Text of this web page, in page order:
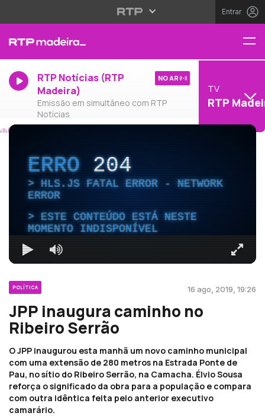
Entrar
RTP Notícias (RTP
Madeira)
Emissão em simultâneo com RTP
Notícias
NO AR
TV
RTP
ERRO204
HLS.JS FATAL ERROR - NETWORK
ERROR
ESTE CONTEÚDO ESTÁ NESTE
MOMENTO INDISPONÍVEL
POLÍTICA 16 ago, 2019, 19:26
JPP inaugura caminho no
Ribeiro Serrão
O JPP inaugurou esta manhã um novo caminho municipal
com uma extensão de 280 metros na Estrada Ponte de
Pau, no sítio do Ribeiro Serrão, na Camacha. Élvio Sousa
reforça o significado da obra para a população e compara
com outra idêntica feita pelo anterior executivo
camarário.